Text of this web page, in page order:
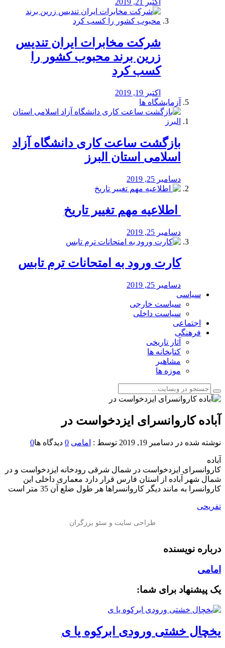
اکتبر 21, 2019
شرکت مخابرات ایران تندیس
زرین برند محبوب کشور را
کسب کرد
اکتبر 19, 2019
آزمایشگاه ها
بازگشت ساعت کاری دانشگاه آزاد
اسلامی استان البرز
دسامبر 25, 2019
️ اطلاعیه مهم تغییر تاریخ
دسامبر 25, 2019
کارت ورود به امتحانات ترم تابس
دسامبر 25, 2019
سیاسی
سیاست خارجی
سیاست داخلی
اجتماعی
فرهنگی
آثار تاریخی
کتابخانه ها
مشاهیر
موزه ها
آباده کاروانسرای ایزدخواست در
نوشته شده در دسامبر 19, 2019 توسط : امامی 0 دیدگاه ها0
آباده
کاروانسرای ایزدخواست در شمال شرقی رودخانه ایزدخواست و در
شمال شهر آباده از استان فارس قرار دارد معماری داخلی این
کاروانسرا به مانند دیگر کاروانسراها هر طول ضلع آن 35 متر است
تفریحی
درباره نویسنده
امامی
یک پیشنهاد برای شما:
یخچال خشتی ورودی ابرکوه یا ی